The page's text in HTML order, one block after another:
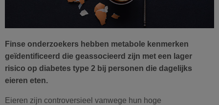
Finse onderzoekers hebben metabole kenmerken
geïdentificeerd die geassocieerd zijn met een lager
risico op diabetes type 2 bij personen die dagelijks
eieren eten.
Eieren zijn controversieel vanwege hun hoge